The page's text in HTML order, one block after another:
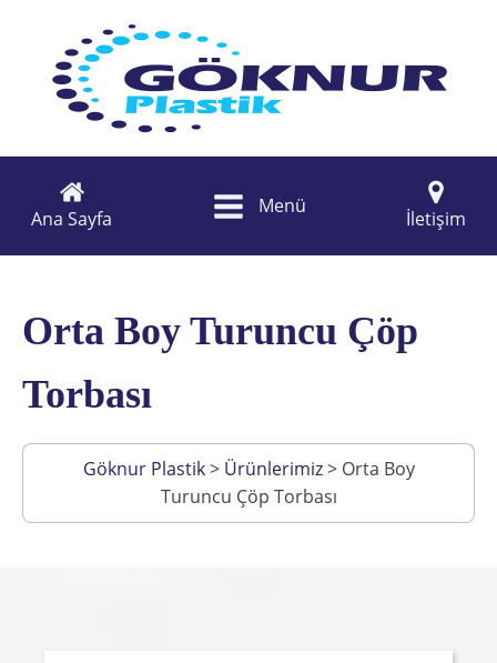
Ana Sayfa
Menü
İletişim
Orta Boy Turuncu Çöp
Torbası
Göknur Plastik> Ürünlerimiz> Orta Boy
Turuncu Çöp Torbası